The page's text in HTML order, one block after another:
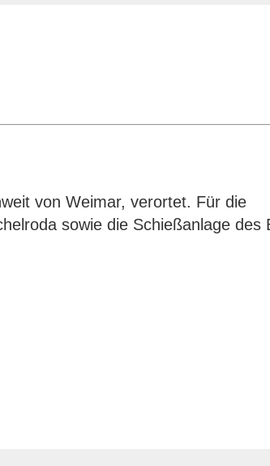
von Weimar, verortet. Für die
sowie die Schießanlage des